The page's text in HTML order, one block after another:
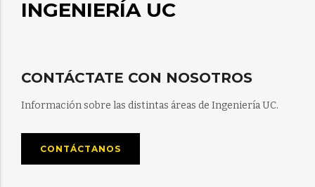
INGENIERÍA UC
CONTÁCTATE CON NOSOTROS
Información sobre las distintas áreas de Ingeniería UC.
CONTÁCTANOS